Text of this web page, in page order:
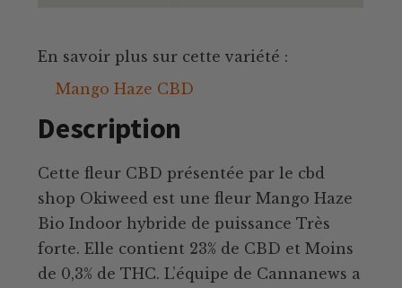
En savoir plus sur cette variété :
Mango Haze CBD
Description
Cette fleur CBD présentée par le cbd
shop Okiweed est une fleur Mango Haze
Bio Indoor hybride de puissance Très
forte. Elle contient 23% de CBD et Moins
de 0,3% de THC. L’équipe de Cannanews a